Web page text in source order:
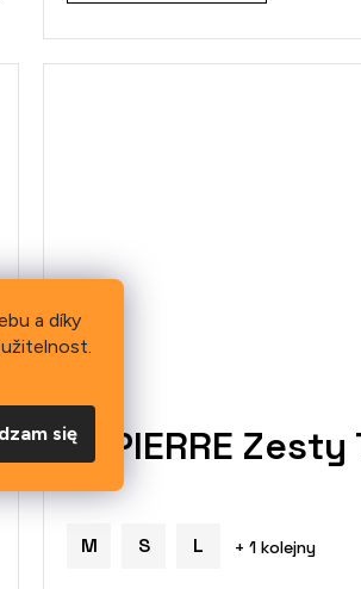
a díky
sięLAPIERRE Zesty
M S L + 1 kolejny